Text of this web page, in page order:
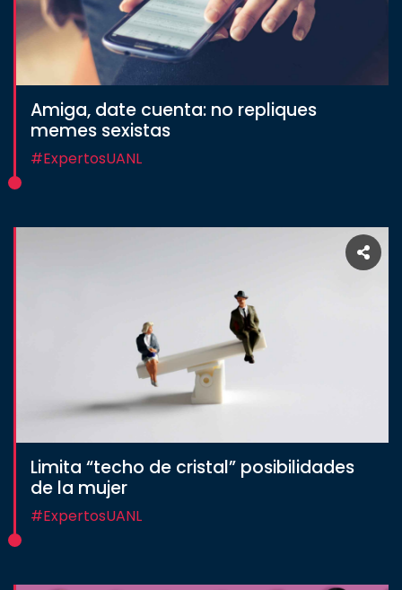
Amiga, date cuenta: no repliques
memes sexistas
#ExpertosUANL
Limita “techo de cristal” posibilidades
de la mujer
#ExpertosUANL